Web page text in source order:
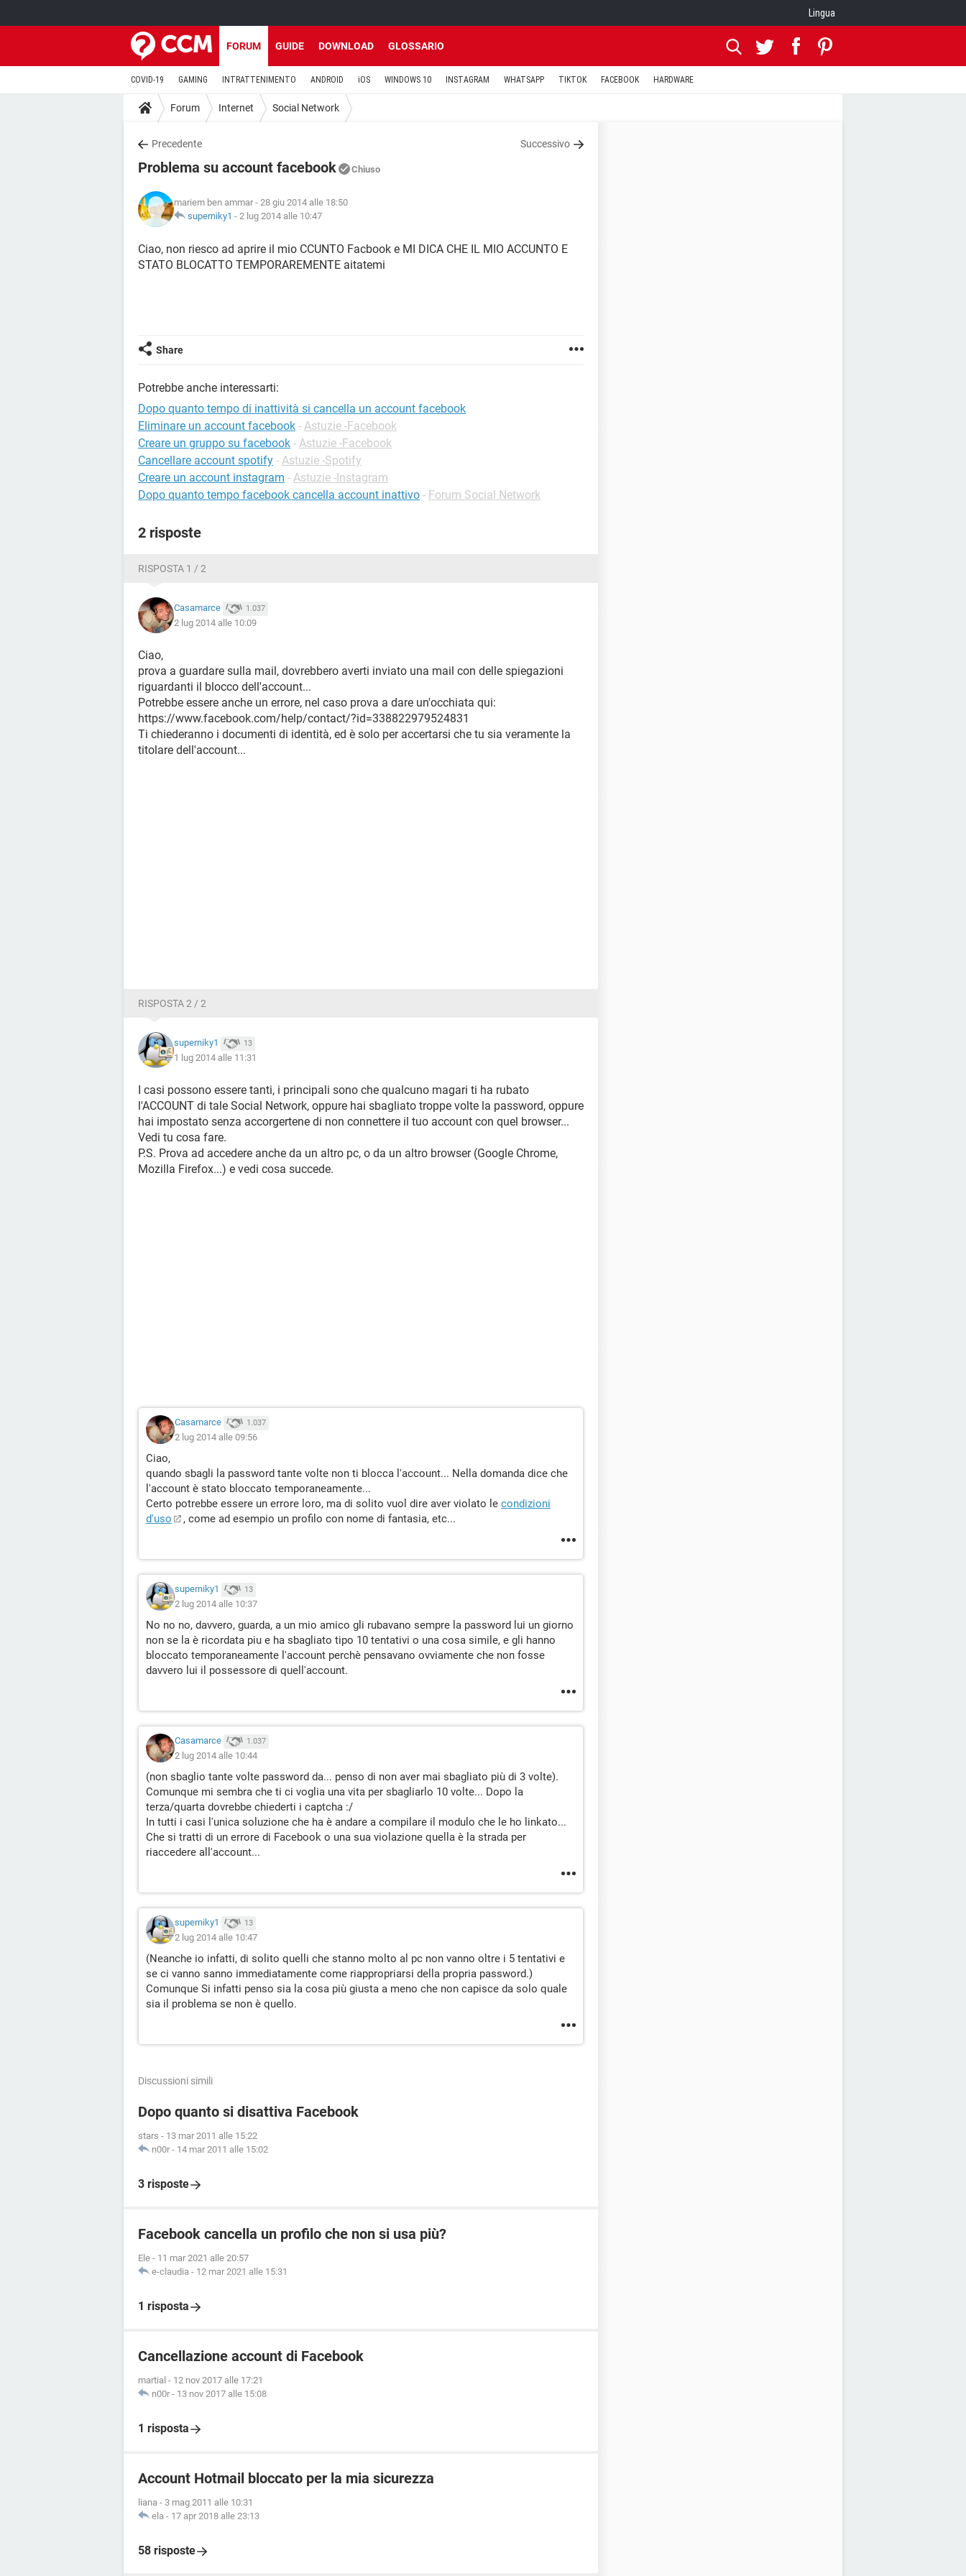
Lingua
FORUM GUIDE DOWNLOAD GLOSSARIO
COVID-19 GAMING INTRATTENIMENTO ANDROID iOS WINDOWS 10 INSTAGRAM WHATSAPP TIKTOK FACEBOOK HARDWARE
Forum Internet Social Network
Precedente Successivo
Problema su account facebook Chiuso
mariem ben ammar - 28 giu 2014 alle 18:50
superniky1 - 2 lug 2014 alle 10:47
Ciao, non riesco ad aprire il mio CCUNTO Facbook e MI DICA CHE IL MIO ACCUNTO E
STATO BLOCATTO TEMPORAREMENTE aitatemi
Share
Potrebbe anche interessarti:
Dopo quanto tempo di inattività si cancella un account facebook
Eliminare un account facebook - Astuzie -Facebook
Creare un gruppo su facebook - Astuzie -Facebook
Cancellare account spotify - Astuzie -Spotify
Creare un account instagram - Astuzie -Instagram
Dopo quanto tempo facebook cancella account inattivo - Forum Social Network
2 risposte
RISPOSTA 1 / 2
Casamarce 1.037
2 lug 2014 alle 10:09
Ciao,
prova a guardare sulla mail, dovrebbero averti inviato una mail con delle spiegazioni
riguardanti il blocco dell'account...
Potrebbe essere anche un errore, nel caso prova a dare un'occhiata qui:
https://www.facebook.com/help/contact/?id=338822979524831
Ti chiederanno i documenti di identità, ed è solo per accertarsi che tu sia veramente la
titolare dell'account...
RISPOSTA 2 / 2
superniky1 13
1 lug 2014 alle 11:31
I casi possono essere tanti, i principali sono che qualcuno magari ti ha rubato
l'ACCOUNT di tale Social Network, oppure hai sbagliato troppe volte la password, oppure
hai impostato senza accorgertene di non connettere il tuo account con quel browser...
Vedi tu cosa fare.
P.S. Prova ad accedere anche da un altro pc, o da un altro browser (Google Chrome,
Mozilla Firefox...) e vedi cosa succede.
Casamarce 1.037
2 lug 2014 alle 09:56
Ciao,
quando sbagli la password tante volte non ti blocca l'account... Nella domanda dice che
l'account è stato bloccato temporaneamente...
Certo potrebbe essere un errore loro, ma di solito vuol dire aver violato le condizioni
d'uso
, come ad esempio un profilo con nome di fantasia, etc...
superniky1 13
2 lug 2014 alle 10:37
No no no, davvero, guarda, a un mio amico gli rubavano sempre la password lui un giorno
non se la è ricordata piu e ha sbagliato tipo 10 tentativi o una cosa simile, e gli hanno
bloccato temporaneamente l'account perchè pensavano ovviamente che non fosse
davvero lui il possessore di quell'account.
Casamarce 1.037
2 lug 2014 alle 10:44
(non sbaglio tante volte password da... penso di non aver mai sbagliato più di 3 volte).
Comunque mi sembra che ti ci voglia una vita per sbagliarlo 10 volte... Dopo la
terza/quarta dovrebbe chiederti i captcha :/
In tutti i casi l'unica soluzione che ha è andare a compilare il modulo che le ho linkato...
Che si tratti di un errore di Facebook o una sua violazione quella è la strada per
riaccedere all'account...
superniky1 13
2 lug 2014 alle 10:47
(Neanche io infatti, di solito quelli che stanno molto al pc non vanno oltre i 5 tentativi e
se ci vanno sanno immediatamente come riappropriarsi della propria password.)
Comunque Si infatti penso sia la cosa più giusta a meno che non capisce da solo quale
sia il problema se non è quello.
Discussioni simili
Dopo quanto si disattiva Facebook
stars - 13 mar 2011 alle 15:22
n00r - 14 mar 2011 alle 15:02
3 risposte
Facebook cancella un profilo che non si usa più?
Ele - 11 mar 2021 alle 20:57
e-claudia - 12 mar 2021 alle 15:31
1 risposta
Cancellazione account di Facebook
martial - 12 nov 2017 alle 17:21
n00r - 13 nov 2017 alle 15:08
1 risposta
Account Hotmail bloccato per la mia sicurezza
liana - 3 mag 2011 alle 10:31
ela - 17 apr 2018 alle 23:13
58 risposte